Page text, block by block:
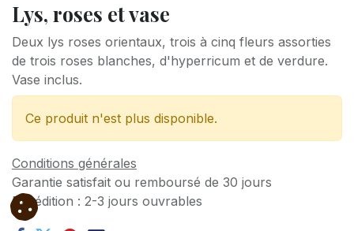
Lys, roses et vase
Deux lys roses orientaux, trois à cinq fleurs assorties
de trois roses blanches, d'hyperricum et de verdure.
Vase inclus.
Ce produit n'est plus disponible.
Conditions générales
Garantie satisfait ou remboursé de 30 jours
Expédition : 2-3 jours ouvrables